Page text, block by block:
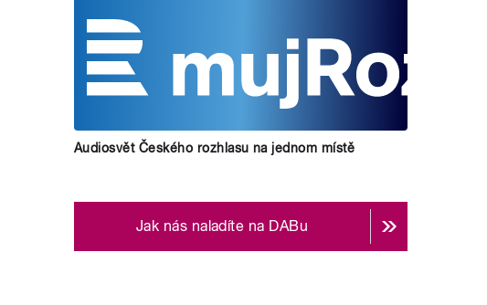
Audiosvět Českého rozhlasu na jednom místě
Jak nás naladíte na DABu